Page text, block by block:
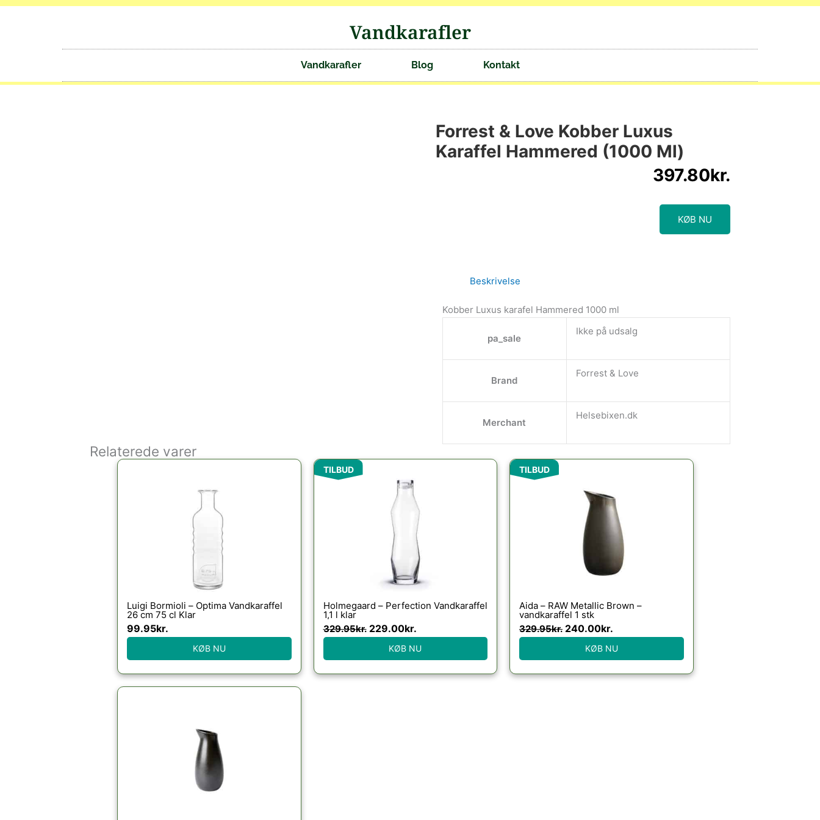
Gå
Vandkarafler
Vandkarafler Blog Kontakt
Forrest & Love Kobber Luxus
Karaffel Hammered (1000 Ml)
397.80kr.
KØB NU
Beskrivelse
Kobber Luxus karafel Hammered 1000 ml
pa_sale
Ikke på udsalg
Brand
Forrest & Love
Merchant
Helsebixen.dk
Relaterede varer
Luigi Bormioli – Optima Vandkaraffel
26 cm 75 cl Klar
99.95kr.
KØB NU
TILBUD
Holmegaard – Perfection Vandkaraffel
1,1 l klar
329.95kr.
oprindelige
329.95kr..
229.00kr.
er:
229.00kr..
KØB NU
TILBUD
Aida – RAW Metallic Brown –
vandkaraffel 1 stk
329.95kr.
329.95kr..
240.00kr.
er:
240.00kr..
KØB NU